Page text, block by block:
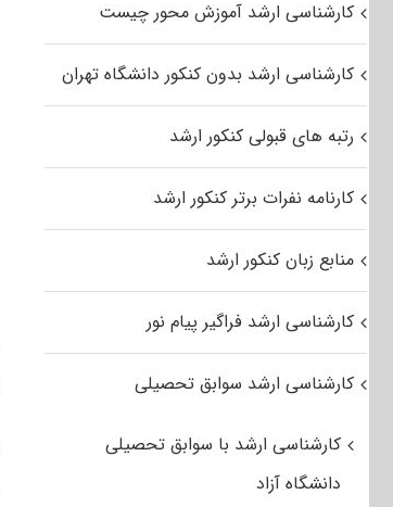
کارشناسی ارشد آموزش محور چیست
کارشناسی ارشد بدون کنکور دانشگاه تهران
رتبه های قبولی کنکور ارشد
کارنامه نفرات برتر کنکور ارشد
منابع زبان کنکور ارشد
کارشناسی ارشد فراگیر پیام نور
کارشناسی ارشد سوابق تحصیلی
کارشناسی ارشد با سوابق تحصیلی
دانشگاه آزاد